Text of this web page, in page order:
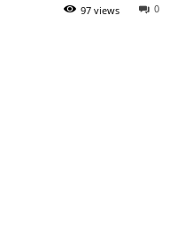
0
97 views